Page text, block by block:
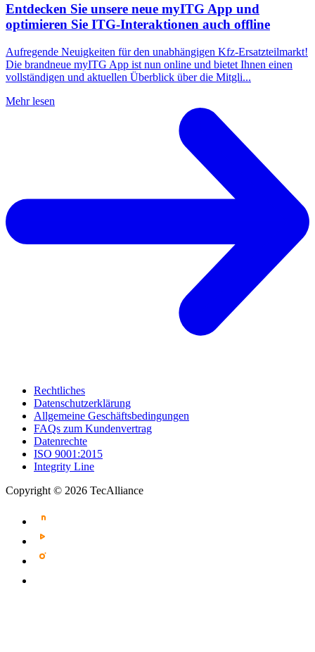
Entdecken Sie unsere neue myITG App und
optimieren Sie ITG-Interaktionen auch offline
Aufregende Neuigkeiten für den unabhängigen Kfz-Ersatzteilmarkt!
Die brandneue myITG App ist nun online und bietet Ihnen einen
vollständigen und aktuellen Überblick über die Mitgli...
Mehr lesen
Rechtliches
Datenschutzerklärung
Allgemeine Geschäftsbedingungen
FAQs zum Kundenvertrag
Datenrechte
ISO 9001:2015
Integrity Line
Copyright © 2026 TecAlliance